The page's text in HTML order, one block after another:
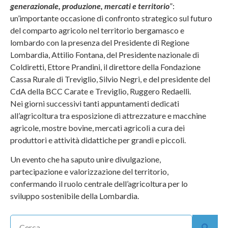
generazionale, produzione, mercati e territorio”:
un’importante occasione di confronto strategico sul futuro
del comparto agricolo nel territorio bergamasco e
lombardo con la presenza del Presidente di Regione
Lombardia, Attilio Fontana, del Presidente nazionale di
Coldiretti, Ettore Prandini, il direttore della Fondazione
Cassa Rurale di Treviglio, Silvio Negri, e del presidente del
CdA della BCC Carate e Treviglio, Ruggero Redaelli.
Nei giorni successivi tanti appuntamenti dedicati
all’agricoltura tra esposizione di attrezzature e macchine
agricole, mostre bovine, mercati agricoli a cura dei
produttori e attività didattiche per grandi e piccoli.
Un evento che ha saputo unire divulgazione,
partecipazione e valorizzazione del territorio,
confermando il ruolo centrale dell’agricoltura per lo
sviluppo sostenibile della Lombardia.